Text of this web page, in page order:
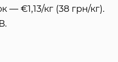
— €1,13/кг (38 грн/кг).